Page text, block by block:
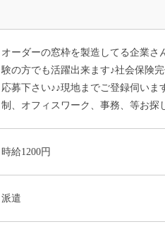
オーダーの窓枠を製造してる企業さ
験の方でも活躍出来ます♪社会保険
応募下さい♪♪現地までご登録伺い
制、オフィスワーク、事務、等お
時給1200円
派遣